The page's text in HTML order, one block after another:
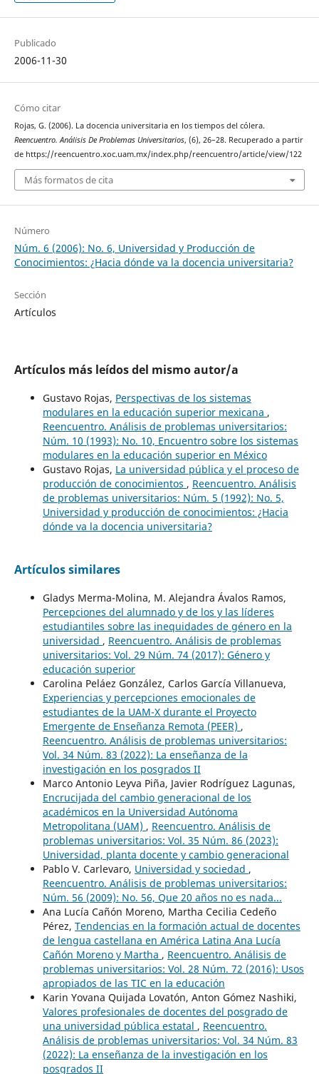
Publicado
2006-11-30
Cómo citar
Rojas, G. (2006). La docencia universitaria en los tiempos del cólera.
Reencuentro. Análisis De Problemas Universitarios, (6), 26–28. Recuperado a partir
de https://reencuentro.xoc.uam.mx/index.php/reencuentro/article/view/122
Más formatos de cita
Número
Núm. 6 (2006): No. 6, Universidad y Producción de
Conocimientos: ¿Hacia dónde va la docencia universitaria?
Sección
Artículos
Artículos más leídos del mismo autor/a
Gustavo Rojas, Perspectivas de los sistemas
modulares en la educación superior mexicana ,
Reencuentro. Análisis de problemas universitarios:
Núm. 10 (1993): No. 10, Encuentro sobre los sistemas
modulares en la educación superior en México
Gustavo Rojas, La universidad pública y el proceso de
producción de conocimientos , Reencuentro. Análisis
de problemas universitarios: Núm. 5 (1992): No. 5,
Universidad y producción de conocimientos: ¿Hacia
dónde va la docencia universitaria?
Artículos similares
Gladys Merma-Molina, M. Alejandra Ávalos Ramos,
Percepciones del alumnado y de los y las líderes
estudiantiles sobre las inequidades de género en la
universidad , Reencuentro. Análisis de problemas
universitarios: Vol. 29 Núm. 74 (2017): Género y
educación superior
Carolina Peláez González, Carlos García Villanueva,
Experiencias y percepciones emocionales de
estudiantes de la UAM-X durante el Proyecto
Emergente de Enseñanza Remota (PEER) ,
Reencuentro. Análisis de problemas universitarios:
Vol. 34 Núm. 83 (2022): La enseñanza de la
investigación en los posgrados II
Marco Antonio Leyva Piña, Javier Rodríguez Lagunas,
Encrucijada del cambio generacional de los
académicos en la Universidad Autónoma
Metropolitana (UAM) , Reencuentro. Análisis de
problemas universitarios: Vol. 35 Núm. 86 (2023):
Universidad, planta docente y cambio generacional
Pablo V. Carlevaro, Universidad y sociedad ,
Reencuentro. Análisis de problemas universitarios:
Núm. 56 (2009): No. 56, Que 20 años no es nada...
Ana Lucía Cañón Moreno, Martha Cecilia Cedeño
Pérez, Tendencias en la formación actual de docentes
de lengua castellana en América Latina Ana Lucía
Cañón Moreno y Martha , Reencuentro. Análisis de
problemas universitarios: Vol. 28 Núm. 72 (2016): Usos
apropiados de las TIC en la educación
Karin Yovana Quijada Lovatón, Anton Gómez Nashiki,
Valores profesionales de docentes del posgrado de
una universidad pública estatal , Reencuentro.
Análisis de problemas universitarios: Vol. 34 Núm. 83
(2022): La enseñanza de la investigación en los
posgrados II